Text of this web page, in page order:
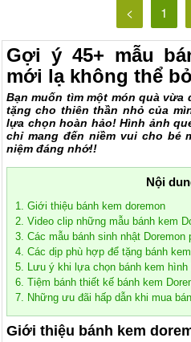
< 1
Gợi ý 45+ mẫu
mới lạ không thể
Bạn muốn tìm một món quà vừa
tặng cho thiên thần nhỏ của
lựa chọn hoàn hảo! Hình ảnh
chỉ mang đến niềm vui cho bé
niệm đáng nhớ!!
Nội
1. Giới thiệu bánh kem doremon
2. Video clip những mẫu bánh kem
3. Các mẫu bánh sinh nhật Doremon
4. Các dịp phù hợp để tặng bánh
5. Lưu ý khi lựa chọn bánh kem hình
6. Tiệm bánh thiết kế bánh kem
7. Những ưu đãi hấp dẫn khi mua
Giới thiệu bánh kem